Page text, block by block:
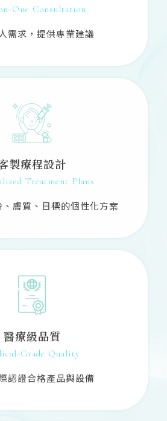
One Consultation
需求，提供專業建議
製療程設計
Treatment Plans
膚質、目標的個性化方案
醫療級品質
Grade Quality
認證合格產品與設備